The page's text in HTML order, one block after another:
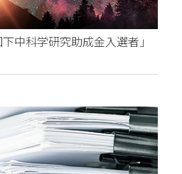
中科学研究助成金入選者」